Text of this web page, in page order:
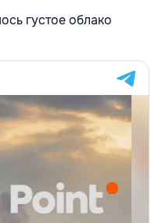
густое облако